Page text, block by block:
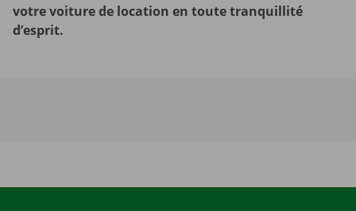
votre voiture de location en toute tranquillité
d’esprit.